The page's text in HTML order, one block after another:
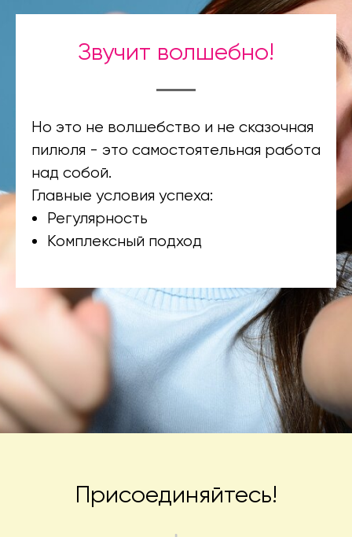
Звучит волшебно!
Но это не волшебство и не сказочная
пилюля - это самостоятельная работа
над собой.
Главные условия успеха:
Регулярность
Комплексный подход
Присоединяйтесь!